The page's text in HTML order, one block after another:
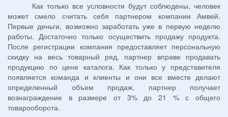
Как только все условности будут соблюдены, человек
может смело считать себя партнером компании Амвей.
Первые деньги, возможно заработать уже в первую неделю
работы. Достаточно только осуществить продажу продукта.
После регистрации компания предоставляет персональную
скидку на весь товарный ряд, партнер вправе продавать
продукцию по цене каталога. Как только у представителя
появляется команда и клиенты и они все вместе делают
определенный объем продаж, партнер получает
вознаграждение в размере от 3% до 21 % с общего
товарооборота.